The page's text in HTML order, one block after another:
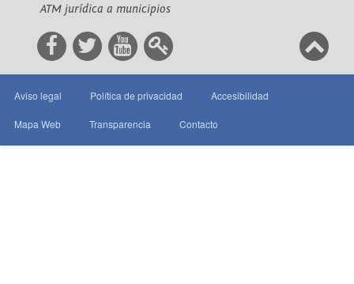
ATM jurídica a municipios
Aviso legal Política de privacidad Accesibilidad
Mapa Web Transparencia Contacto